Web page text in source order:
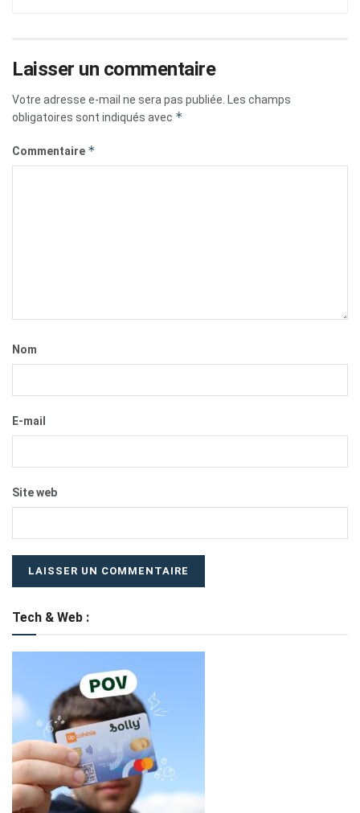
Laisser un commentaire
Votre adresse e-mail ne sera pas publiée.
Les champs
obligatoires sont indiqués avec *
Commentaire *
Nom
E-mail
Site web
Tech & Web :